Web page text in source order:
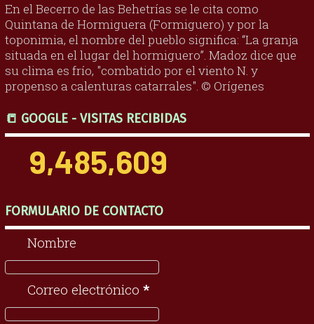
En el Becerro de las Behetrías se le cita como
Quintana de Hormiguera (Formiguero) y por la
toponimia, el nombre del pueblo significa: “La granja
situada en el lugar del hormiguero”. Madoz dice que
su clima es frío, "combatido por el viento N. y
propenso a calenturas catarrales". © Orígenes
📒 GOOGLE - VISITAS RECIBIDAS
9,485,609
FORMULARIO DE CONTACTO
Nombre
Correo electrónico *